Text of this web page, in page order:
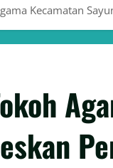
Kecamatan